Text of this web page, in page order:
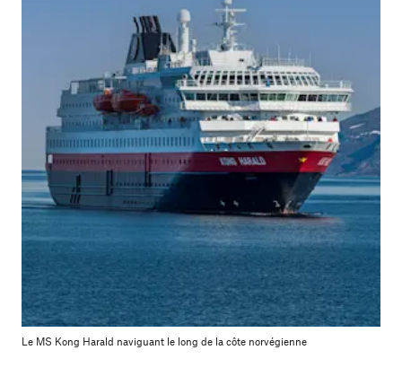
Le MS Kong Harald naviguant le long de la côte norvégienne